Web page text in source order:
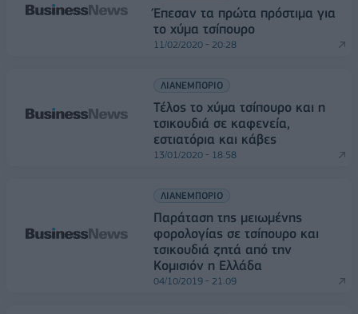
Έπεσαν τα πρώτα πρόστιμα για
το χύμα τσίπουρο
11/02/2020 - 20:28
ΛΙΑΝΕΜΠΟΡΙΟ
Τέλος το χύμα τσίπουρο και η
τσικουδιά σε καφενεία,
εστιατόρια και κάβες
13/01/2020 - 18:58
ΛΙΑΝΕΜΠΟΡΙΟ
Παράταση της μειωμένης
φορολογίας σε τσίπουρο και
τσικουδιά ζητά από την
Κομισιόν η Ελλάδα
04/10/2019 - 21:09